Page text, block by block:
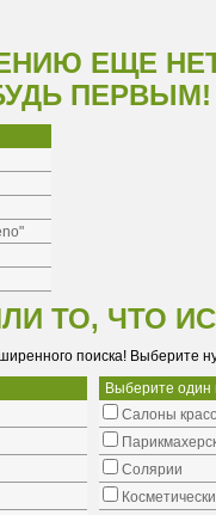
ЕЩЕ
ПЕРВЫМ!
ТО, ЧТО
поиска! Выберите
Выберите
Салоны
Солярии